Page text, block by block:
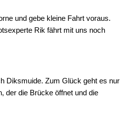
und gebe kleine Fahrt voraus.
Rik fährt mit uns noch
Diksmuide. Zum Glück geht es nur
der die Brücke öffnet und die